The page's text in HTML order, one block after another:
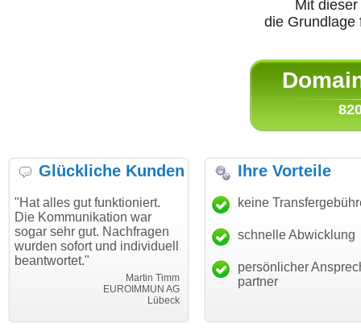
Mit
die
Glückliche Kunden
gut funktioniert.
war
sehr gut. Nachfragen
sofort und individuell
Martin Timm
EUROIMMUN AG
"Danke für den schnellen
Transfer und guten Service!"
Thomas Schäfer
i can eckert communication GmbH
"Ich
Ihre Vorteile
keine
schnelle Abwicklung
persönlicher
partner